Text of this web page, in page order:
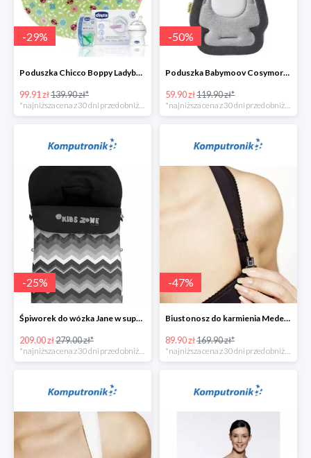
-29%
Poduszka Chicco Boppy Ladybug Lane+wyprawkaw super cenie
99.91 zł139.90 zł*
-50%
Poduszka Babymoov Cosymorpho w super cenie
59.90 zł119.90 zł*
-25%
Śpiworek do wózka Jane w super cenie
209.00 zł279.00 zł*
*najniższa cena z 30 dni przed obniżką
-47%
Biustonosz do karmienia Medela CINDY w super cenie
89.90 zł169.90 zł*
*najniższa cena z 30 dni przed obniżką